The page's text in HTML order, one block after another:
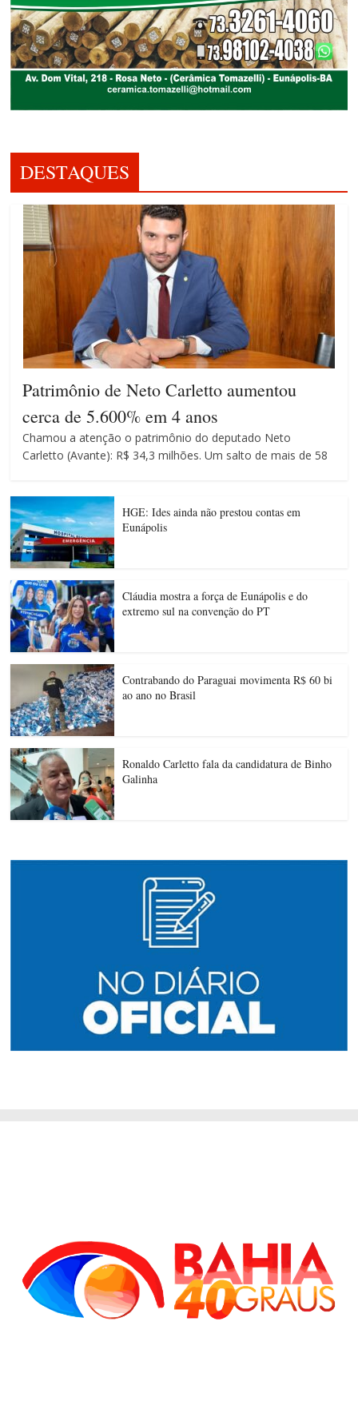
DESTAQUES
Patrimônio de Neto Carletto aumentou
cerca de 5.600% em 4 anos
Chamou a atenção o patrimônio do deputado Neto
Carletto (Avante): R$ 34,3 milhões. Um salto de mais de 58
HGE: Ides ainda não prestou contas em
Eunápolis
Cláudia mostra a força de Eunápolis e do
extremo sul na convenção do PT
Contrabando do Paraguai movimenta R$ 60 bi
ao ano no Brasil
Ronaldo Carletto fala da candidatura de Binho
Galinha